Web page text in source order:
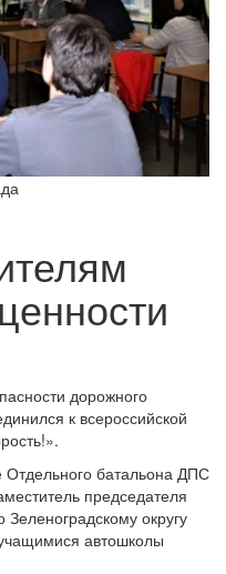
дорожного
к всероссийской
Отдельного батальона ДПС
председателя
округу
автошколы